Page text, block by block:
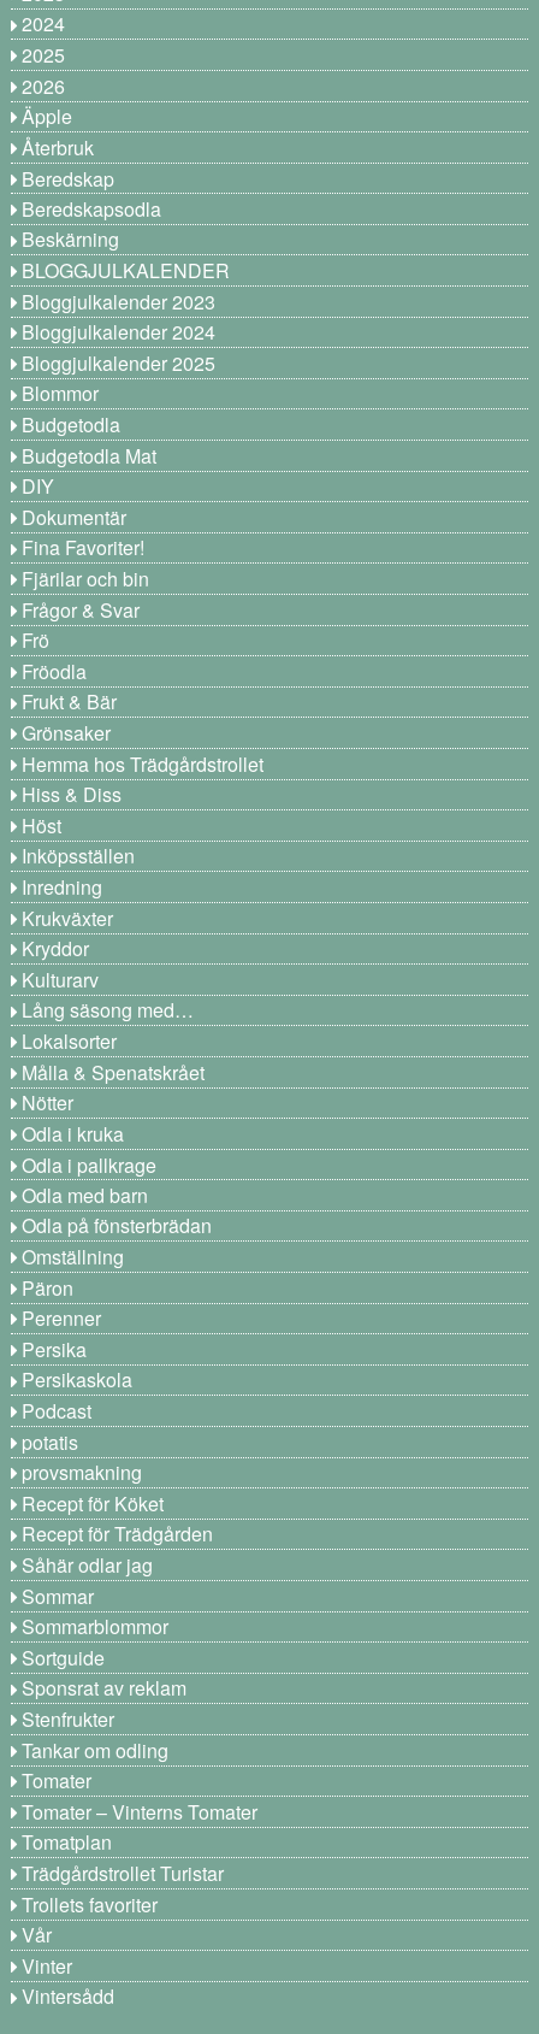
2024
2025
2026
Äpple
Återbruk
Beredskap
Beredskapsodla
Beskärning
BLOGGJULKALENDER
Bloggjulkalender 2023
Bloggjulkalender 2024
Bloggjulkalender 2025
Blommor
Budgetodla
Budgetodla Mat
DIY
Dokumentär
Fina Favoriter!
Fjärilar och bin
Frågor & Svar
Frö
Fröodla
Frukt & Bär
Grönsaker
Hemma hos Trädgårdstrollet
Hiss & Diss
Höst
Inköpsställen
Inredning
Krukväxter
Kryddor
Kulturarv
Lång säsong med…
Lokalsorter
Målla & Spenatskrået
Nötter
Odla i kruka
Odla i pallkrage
Odla med barn
Odla på fönsterbrädan
Omställning
Päron
Perenner
Persika
Persikaskola
Podcast
potatis
provsmakning
Recept för Köket
Recept för Trädgården
Såhär odlar jag
Sommar
Sommarblommor
Sortguide
Sponsrat av reklam
Stenfrukter
Tankar om odling
Tomater
Tomater – Vinterns Tomater
Tomatplan
Trädgårdstrollet Turistar
Trollets favoriter
Vår
Vinter
Vintersådd